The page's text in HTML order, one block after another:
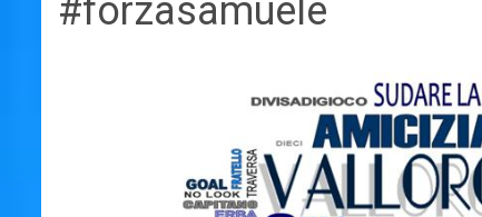
#forzasamuele